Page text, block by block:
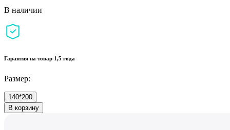
В наличии
Гарантия на товар 1,5 года
Размер:
140*200
В корзину